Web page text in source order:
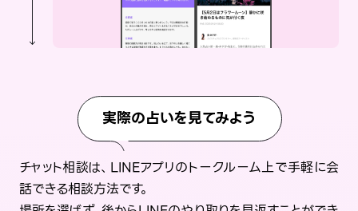
実際の占いを見てみよう
チャット相談は、LINEアプリのトークルーム上で手軽に会
話できる相談方法です。